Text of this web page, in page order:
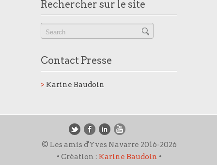
Rechercher sur le site
Contact Presse
> Karine Baudoin
© Les amis d'Yves Navarre 2016-2026
• Création : Karine Baudoin •